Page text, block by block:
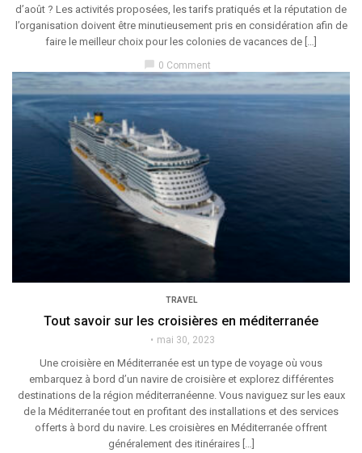
d’août ? Les activités proposées, les tarifs pratiqués et la réputation de
l’organisation doivent être minutieusement pris en considération afin de
faire le meilleur choix pour les colonies de vacances de […]
chat_bubble 0 Comment
TRAVEL
Tout savoir sur les croisières en méditerranée
mai 30, 2023
Une croisière en Méditerranée est un type de voyage où vous
embarquez à bord d’un navire de croisière et explorez différentes
destinations de la région méditerranéenne. Vous naviguez sur les eaux
de la Méditerranée tout en profitant des installations et des services
offerts à bord du navire. Les croisières en Méditerranée offrent
généralement des itinéraires […]